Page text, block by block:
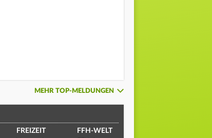
MEHR TOP-MELDUNGEN
FREIZEIT FFH-WELT